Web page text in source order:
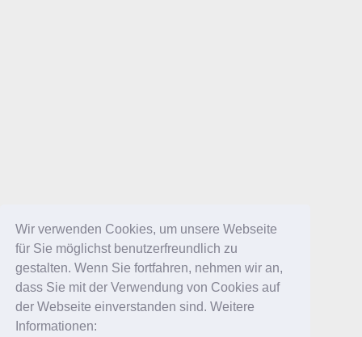
Wir verwenden Cookies, um unsere Webseite
für Sie möglichst benutzerfreundlich zu
gestalten. Wenn Sie fortfahren, nehmen wir an,
dass Sie mit der Verwendung von Cookies auf
der Webseite einverstanden sind. Weitere
Informationen: